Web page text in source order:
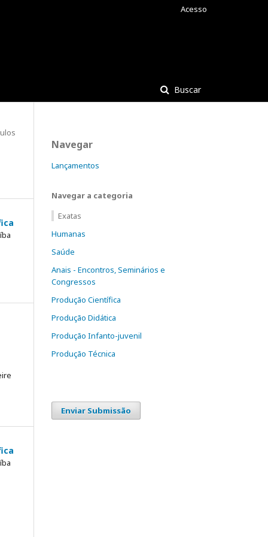
Buscar
Acesso
Navegar
Lançamentos
Navegar a categoria
Exatas
Humanas
Saúde
Anais - Encontros, Seminários e
Congressos
Produção Científica
Produção Didática
Produção Infanto-juvenil
Produção Técnica
Enviar Submissão